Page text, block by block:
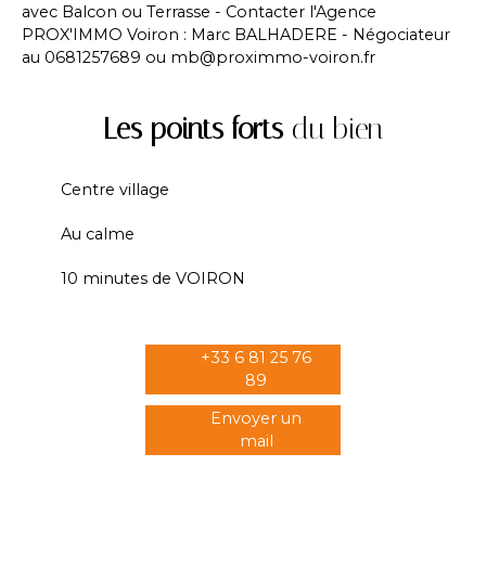
avec Balcon ou Terrasse - Contacter l'Agence
PROX'IMMO Voiron : Marc BALHADERE - Négociateur
au 0681257689 ou mb@proximmo-voiron.fr
Les points forts du bien
Centre village
Au calme
10 minutes de VOIRON
+33 6 81 25 76
89
Envoyer un
mail